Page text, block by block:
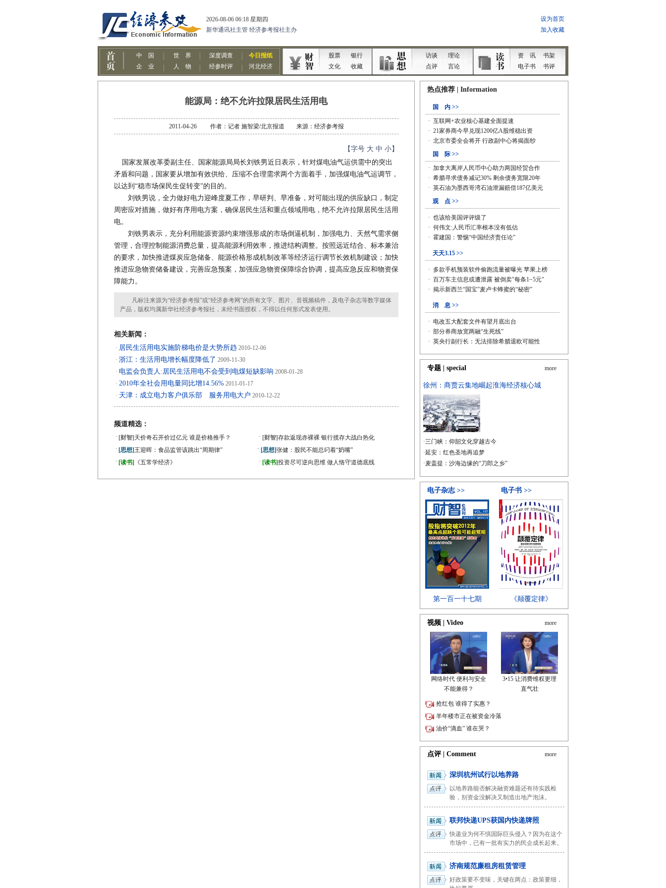
能源局：绝不允许拉限居民生活用电
2011-04-26 作者：记者 施智梁/北京报道 来源：经济参考报
【字号 大 中 小】
国家发展改革委副主任、国家能源局局长刘铁男近日表示，针对煤电油气运供需中的突出
矛盾和问题，国家要从增加有效供给、压缩不合理需求两个方面着手，加强煤电油气运调节，
以达到“稳市场保民生促转变”的目的。
刘铁男说，全力做好电力迎峰度夏工作，早研判、早准备，对可能出现的供应缺口，制定
周密应对措施，做好有序用电方案，确保居民生活和重点领域用电，绝不允许拉限居民生活用
电。
刘铁男表示，充分利用能源资源约束增强形成的市场倒逼机制，加强电力、天然气需求侧
管理，合理控制能源消费总量，提高能源利用效率，推进结构调整。按照远近结合、标本兼治
的要求，加快推进煤炭应急储备、能源价格形成机制改革等经济运行调节长效机制建设；加快
推进应急物资储备建设，完善应急预案，加强应急物资保障综合协调，提高应急反应和物资保
障能力。
凡标注来源为“经济参考报”或“经济参考网”的所有文字、图片、音视频稿件，及电子杂志等数字媒体
产品，版权均属新华社经济参考报社，未经书面授权，不得以任何形式发表使用。
相关新闻：
· 居民生活用电实施阶梯电价是大势所趋 2010-12-06
· 浙江：生活用电增长幅度降低了 2009-11-30
· 电监会负责人:居民生活用电不会受到电煤短缺影响 2008-01-28
· 2010年全社会用电量同比增14.56% 2011-01-17
· 天津：成立电力客户俱乐部 服务用电大户 2010-12-22
频道精选：
· [财智] 天价奇石开价过亿元 谁是价格推手？ · [财智]存款返现赤裸裸 银行揽存大战白热化
· [思想] 王迎晖：食品监管该跳出“周期律” · [思想]张健：股民不能总叼着“奶嘴”
· [读书] 《五常学经济》 · [读书]投资尽可逆向思维 做人恪守道德底线